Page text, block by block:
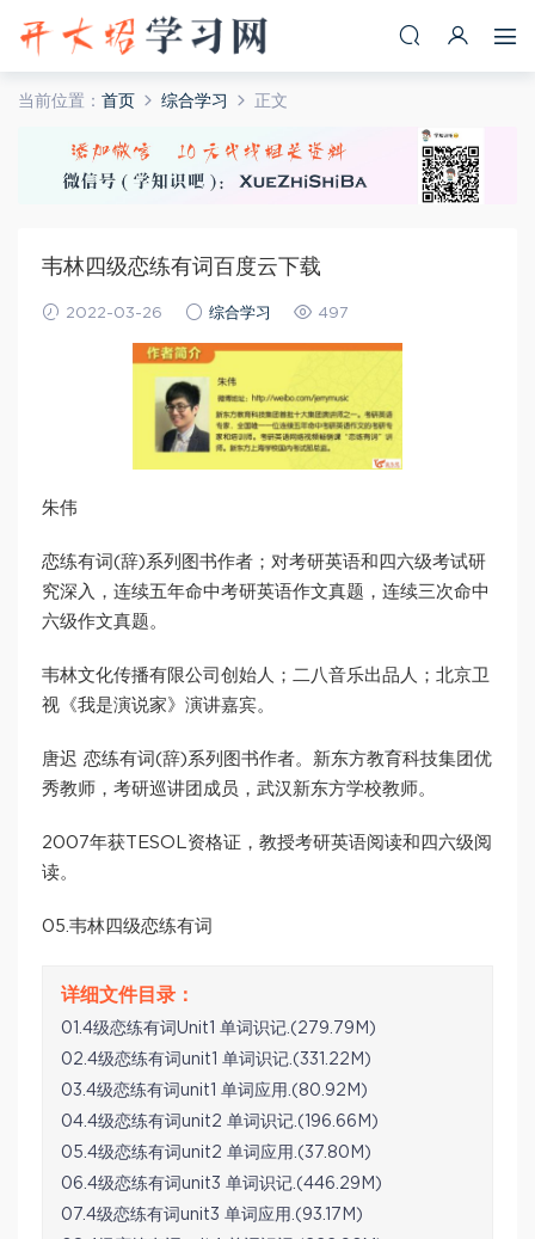
当前位置： 首页 综合学习 正文
韦林四级恋练有词百度云下载
2022-03-26 综合学习 497
朱伟
恋练有词(辞)系列图书作者；对考研英语和四六级考试研
究深入，连续五年命中考研英语作文真题，连续三次命中
六级作文真题。
韦林文化传播有限公司创始人；二八音乐出品人；北京卫
视《我是演说家》演讲嘉宾。
唐迟 恋练有词(辞)系列图书作者。新东方教育科技集团优
秀教师，考研巡讲团成员，武汉新东方学校教师。
2007年获TESOL资格证，教授考研英语阅读和四六级阅
读。
05.韦林四级恋练有词
01.4级恋练有词Unit1 单词识记.(279.79M)
02.4级恋练有词unit1 单词识记.(331.22M)
03.4级恋练有词unit1 单词应用.(80.92M)
04.4级恋练有词unit2 单词识记.(196.66M)
05.4级恋练有词unit2 单词应用.(37.80M)
06.4级恋练有词unit3 单词识记.(446.29M)
07.4级恋练有词unit3 单词应用.(93.17M)